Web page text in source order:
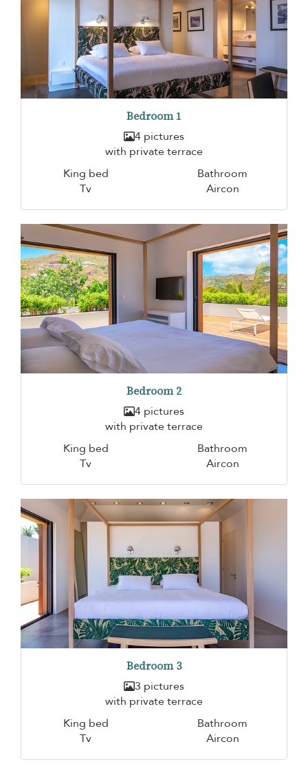
Bedroom 1
4 pictures
with private terrace
King bed
Bathroom
Tv
Aircon
Bedroom 2
4 pictures
with private terrace
King bed
Bathroom
Tv
Aircon
Bedroom 3
3 pictures
with private terrace
King bed
Bathroom
Tv
Aircon